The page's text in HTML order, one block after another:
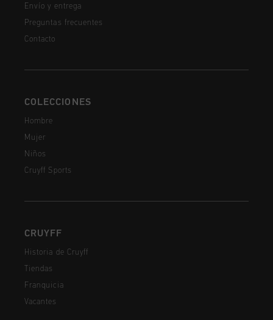
Envío y entrega
Preguntas frecuentes
Contacto
COLECCIONES
Hombre
Mujer
Niños
Cruyff Sports
CRUYFF
Historia de Cruyff
Tiendas
Franquicia
Vacantes